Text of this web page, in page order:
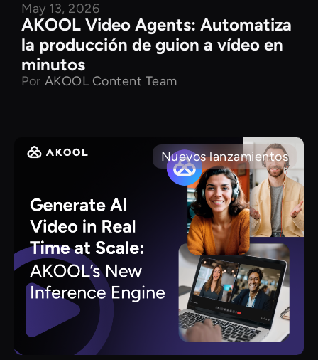
May 13, 2026
AKOOL Video Agents: Automatiza
la producción de guion a vídeo en
minutos
Por AKOOL Content Team
Nuevos lanzamientos